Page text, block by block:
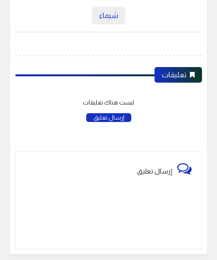
شيماء
تعليقات
ليست هناك تعليقات
إرسال تعليق
إرسال تعليق